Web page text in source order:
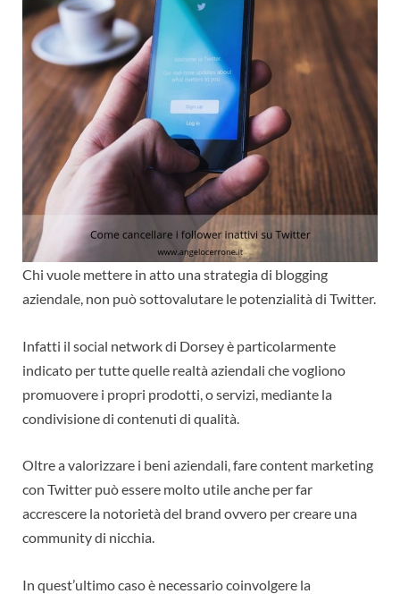
Chi vuole mettere in atto una strategia di blogging
aziendale, non può sottovalutare le potenzialità di Twitter.
Infatti il social network di Dorsey è particolarmente
indicato per tutte quelle realtà aziendali che vogliono
promuovere i propri prodotti, o servizi, mediante la
condivisione di contenuti di qualità.
Oltre a valorizzare i beni aziendali, fare content marketing
con Twitter può essere molto utile anche per far
accrescere la notorietà del brand ovvero per creare una
community di nicchia.
In quest’ultimo caso è necessario coinvolgere la